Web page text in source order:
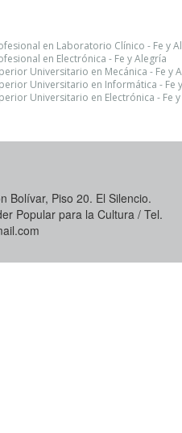
en Laboratorio Clínico - Fe y
en Electrónica - Fe y Alegría
Universitario en Mecánica - Fe y
Universitario en Informática - Fe
Universitario en Electrónica - Fe
Bolívar, Piso 20. El Silencio.
Popular para la Cultura / Tel.